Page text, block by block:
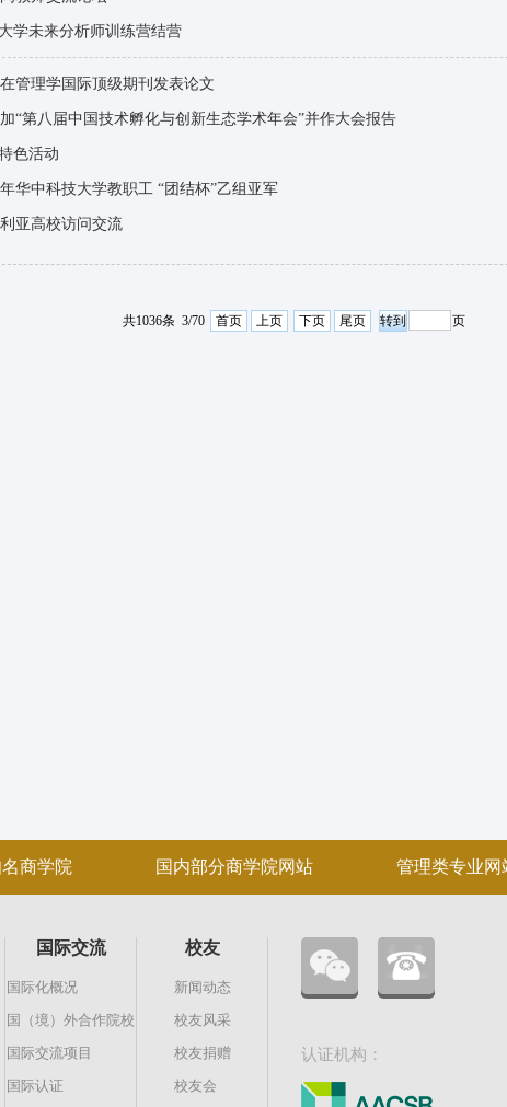
学未来分析师训练营结营
管理学国际顶级期刊发表论文
“第八届中国技术孵化与创新生态学术年会”并作大会报告
色活动
华中科技大学教职工 “团结杯”乙组亚军
亚高校访问交流
共1036条 3/70 首页 上页 下页 尾页 页
商学院 国内部分商学院网站 管理类专业网
国际交流
国际化概况
国（境）外合作院校
国际交流项目
国际认证
校友
新闻动态
校友风采
校友捐赠
校友会
认证机构：